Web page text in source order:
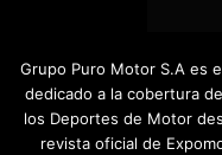
Grupo Puro Motor S.A es
dedicado a la cobertura
los Deportes de Motor
revista oficial de